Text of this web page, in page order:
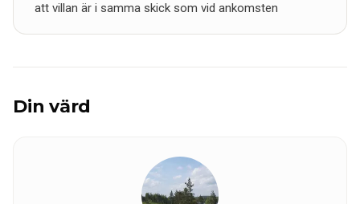
att villan är i samma skick som vid ankomsten
Din värd